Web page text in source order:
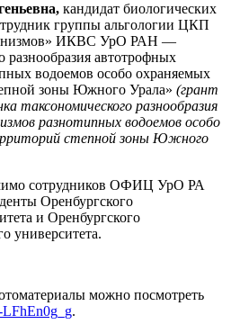
кандидат биологических
группы альгологии ЦКП
ИКВС УрО РАН —
разнообразия автотрофных
водоемов особо охраняемых
зоны Южного Урала» (грант
таксономического разнообразия
разнотипных водоемов особо
степной зоны Южного
сотрудников ОФИЦ УрО РА
Оренбургского
и Оренбургского
университета.
можно посмотреть
LFhEn0g_g.